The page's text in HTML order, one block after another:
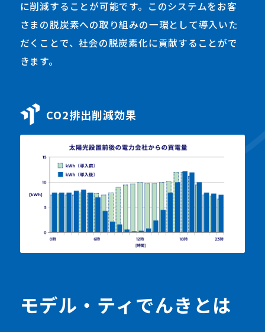
に削減することが可能です。このシステムをお客
さまの脱炭素への取り組みの一環として導入いた
だくことで、社会の脱炭素化に貢献することがで
きます。
CO2排出削減効果
モデル ・ ティ でんき と は